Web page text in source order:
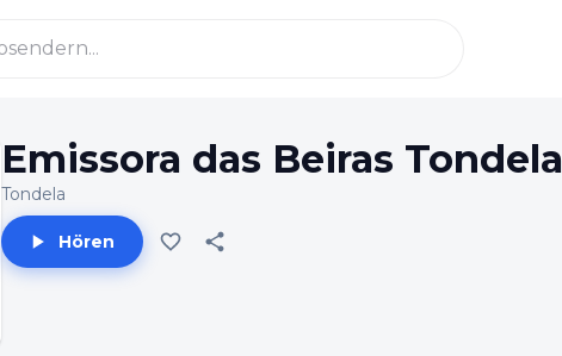
Emissora das Beiras Tondela
Tondela
Hören